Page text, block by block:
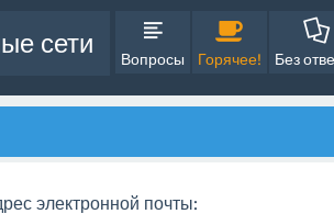
сети
Вопросы Горячее! Без
электронной почты: